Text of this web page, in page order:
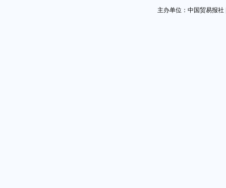
海南省贸促会组织经贸代表团赴美开展系列经贸交流活
主办单位：中国贸易报